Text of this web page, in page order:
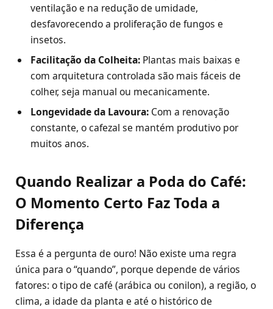
ventilação e na redução de umidade,
desfavorecendo a proliferação de fungos e
insetos.
Facilitação da Colheita: Plantas mais baixas e
com arquitetura controlada são mais fáceis de
colher, seja manual ou mecanicamente.
Longevidade da Lavoura: Com a renovação
constante, o cafezal se mantém produtivo por
muitos anos.
Quando Realizar a Poda do Café:
O Momento Certo Faz Toda a
Diferença
Essa é a pergunta de ouro! Não existe uma regra
única para o “quando”, porque depende de vários
fatores: o tipo de café (arábica ou conilon), a região, o
clima, a idade da planta e até o histórico de